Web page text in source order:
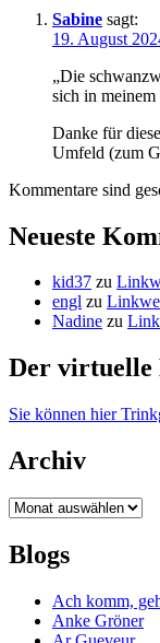
Sabine sagt:
19. August
„Die
sich in
Danke für
Umfeld (zum
Kommentare sind
Neueste
kid37 zu
engl zu
Nadine zu
Der virtuelle
Sie können hier
Archiv
Archiv
Blogs
Ach komm,
Anke Gröner